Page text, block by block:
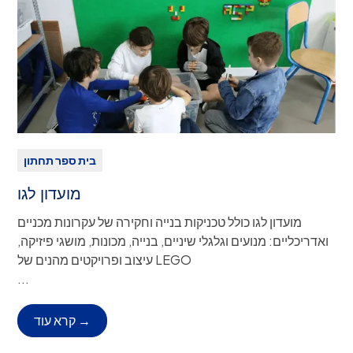
ולטפל בנושאים המשפיעים במיוחד על נשים אפריקאיות
צעירות.
תשלום:אין
בית ספר תחתון
מועדון לגו
מועדון לגו כולל טכניקות בנייה וחקירה של עקרונות מכניים
ואדריכליים: מנועים וגלגלי שיניים, בנייה, מכונות, מושגי פיזיקה,
עיצוב ופרויקטים מהנים של LEGO
ימי שני, 15:30-17:00
...
קרא עוד →